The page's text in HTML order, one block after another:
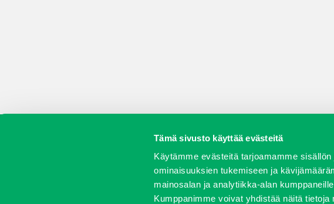
Tämä sivusto käyttää evästeitä
Käytämme evästeitä tarjoamamme
ominaisuuksien tukemiseen ja
mainosalan ja analytiikka-alan
Kumppanimme voivat yhdistää näitä
Vaihtokoneet Kalusteet Huolto ja varaosat